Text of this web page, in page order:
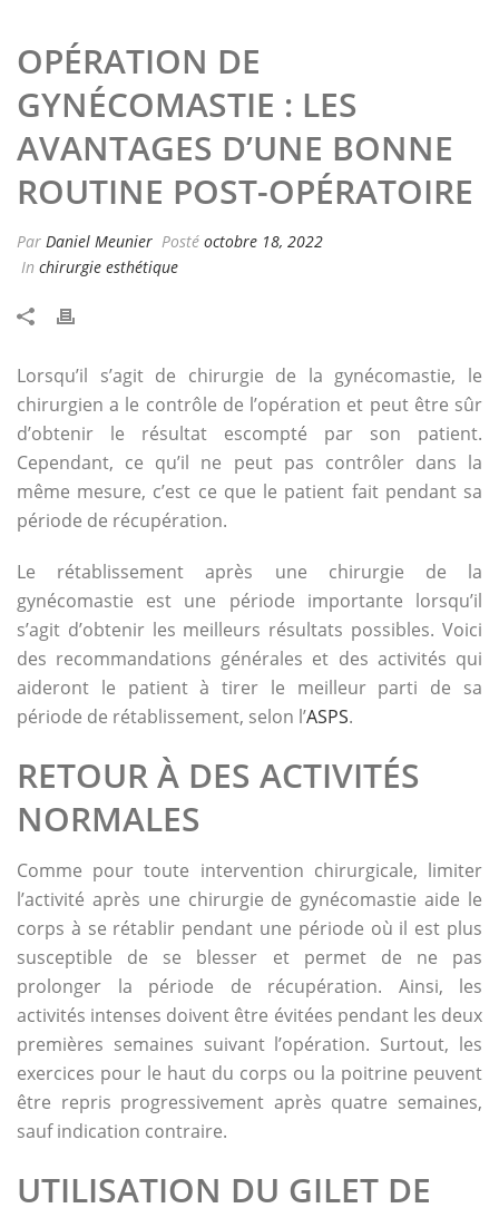
OPÉRATION DE
GYNÉCOMASTIE : LES
AVANTAGES D’UNE BONNE
ROUTINE POST-OPÉRATOIRE
Par Daniel Meunier Posté octobre 18, 2022
In chirurgie esthétique
Lorsqu’il s’agit de chirurgie de la gynécomastie, le
chirurgien a le contrôle de l’opération et peut être sûr
d’obtenir le résultat escompté par son patient.
Cependant, ce qu’il ne peut pas contrôler dans la
même mesure, c’est ce que le patient fait pendant sa
période de récupération.
Le rétablissement après une chirurgie de la
gynécomastie est une période importante lorsqu’il
s’agit d’obtenir les meilleurs résultats possibles. Voici
des recommandations générales et des activités qui
aideront le patient à tirer le meilleur parti de sa
période de rétablissement, selon l’ASPS.
RETOUR À DES ACTIVITÉS
NORMALES
Comme pour toute intervention chirurgicale, limiter
l’activité après une chirurgie de gynécomastie aide le
corps à se rétablir pendant une période où il est plus
susceptible de se blesser et permet de ne pas
prolonger la période de récupération. Ainsi, les
activités intenses doivent être évitées pendant les deux
premières semaines suivant l’opération. Surtout, les
exercices pour le haut du corps ou la poitrine peuvent
être repris progressivement après quatre semaines,
sauf indication contraire.
UTILISATION DU GILET DE